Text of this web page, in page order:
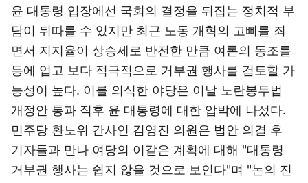
윤 대통령 입장에선 국회의 결정을 뒤집는 정치적 부
담이 뒤따를 수 있지만 최근 노동 개혁의 고삐를 죄
면서 지지율이 상승세로 반전한 만큼 여론의 동조를
등에 업고 보다 적극적으로 거부권 행사를 검토할 가
능성이 높다. 이를 의식한 야당은 이날 노란봉투법
개정안 통과 직후 윤 대통령에 대한 압박에 나섰다.
민주당 환노위 간사인 김영진 의원은 법안 의결 후
기자들과 만나 여당의 이같은 계획에 대해 "대통령
거부권 행사는 쉽지 않을 것으로 보인다"며 "논의 진